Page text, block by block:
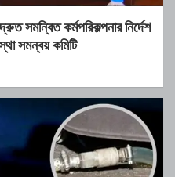
সমন্বিত কর্মপরিকল্পনার নির্দেশ
সমন্বয় কমিটি